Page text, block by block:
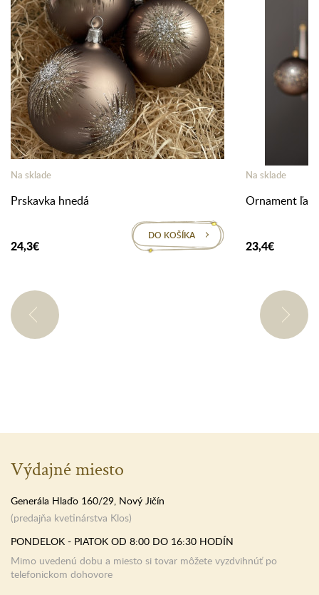
Na sklade
Prskavka hnedá
24,3€
DO KOŠÍKA
Na sklade
Ornament
23,4€
Výdajné miesto
Generála Hlaďo 160/29, Nový Jičín
(predajňa kvetinárstva Klos)
PONDELOK - PIATOK OD 8:00 DO 16:30 HODÍN
Mimo uvedenú dobu a miesto si tovar môžete vyzdvihnúť po
telefonickom dohovore